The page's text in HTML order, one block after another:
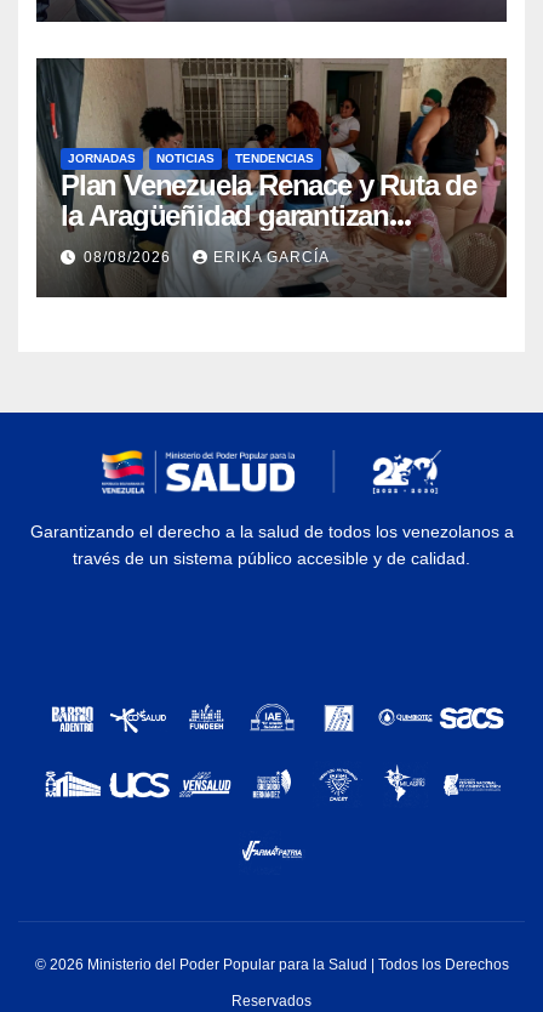
JORNADAS NOTICIAS TENDENCIAS
Plan Venezuela Renace y Ruta de
la Aragüeñidad garantizan
atención médica integral en
Aragua
08/08/2026 ERIKA GARCÍA
Garantizando el derecho a la salud de todos los venezolanos a
través de un sistema público accesible y de calidad.
© 2026 Ministerio del Poder Popular para la Salud | Todos los Derechos
Reservados